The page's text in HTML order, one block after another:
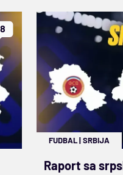
8
FUDBAL|SRBIJA
Raport sa